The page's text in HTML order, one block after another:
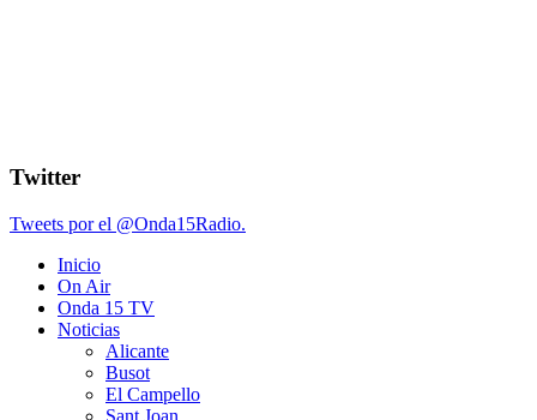
Twitter
Tweets por el @Onda15Radio.
Inicio
On Air
Onda 15 TV
Noticias
Alicante
Busot
El Campello
Sant Joan